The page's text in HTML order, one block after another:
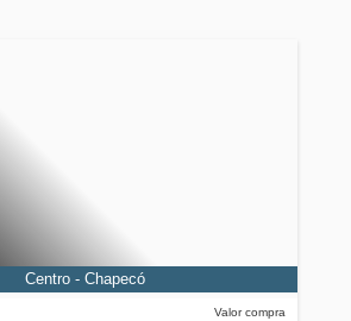
Valor compra
Centro - Chapecó